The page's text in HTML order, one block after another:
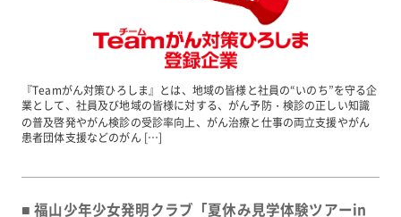
『Teamがん対策ひろしま』とは、地域の皆様と社員の“いのち”を守る企
業として、社員及び地域の皆様に対する、がん予防・検診の正しい知識
の普及啓発やがん検診の受診率向上、がん治療と仕事の両立支援やがん
患者団体支援などのがん […]
福山少年少女発明クラブ「夏休み見学体験ツアーin